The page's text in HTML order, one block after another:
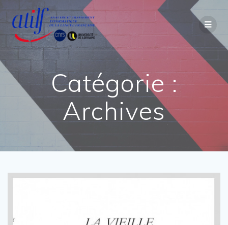
contenu
Catégorie :
Archives